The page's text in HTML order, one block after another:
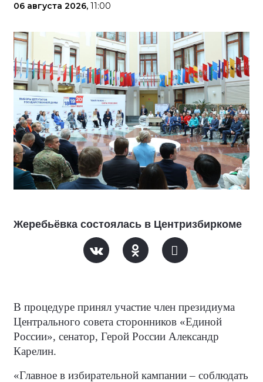
06 августа 2026, 11:00
Жеребьёвка состоялась в Центризбиркоме
В процедуре принял участие член президиума
Центрального совета сторонников «Единой
России», сенатор, Герой России Александр
Карелин.
«Главное в избирательной кампании – соблюдать